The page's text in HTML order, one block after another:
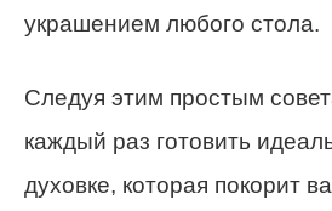
украшением любого стола.
Следуя этим простым
каждый раз готовить
духовке, которая покорит